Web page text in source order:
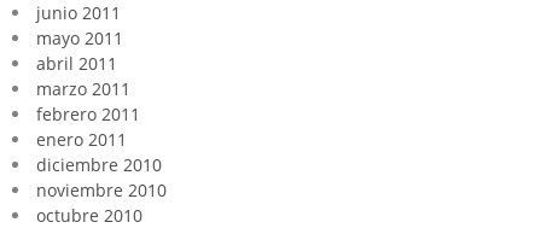
junio 2011
mayo 2011
abril 2011
marzo 2011
febrero 2011
enero 2011
diciembre 2010
noviembre 2010
octubre 2010